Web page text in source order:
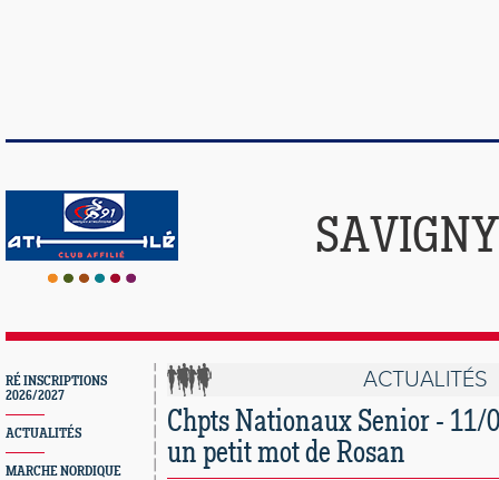
RÉ INSCRIPTIONS
2026/2027
ACTUALITÉS
MARCHE NORDIQUE
ACTUALITÉS
Chpts Nationaux Senior - 11/
un petit mot de Rosan